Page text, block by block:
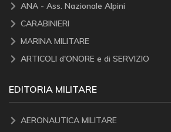
ANA - Ass. Nazionale Alpini
CARABINIERI
MARINA MILITARE
ARTICOLI d'ONORE e di SERVIZIO
EDITORIA MILITARE
AERONAUTICA MILITARE